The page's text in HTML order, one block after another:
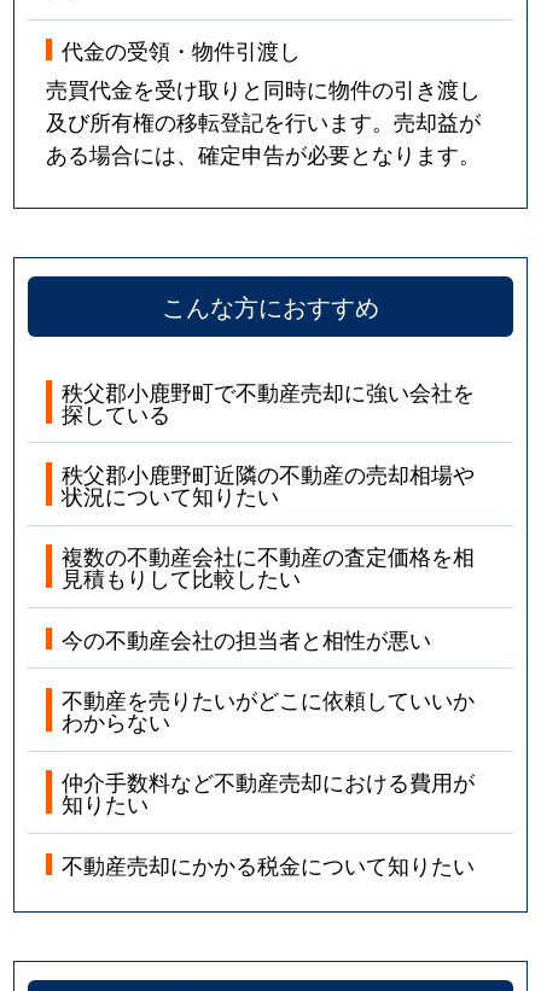
代金の受領・物件引渡し
売買代金を受け取りと同時に物件の引き渡し
及び所有権の移転登記を行います。売却益が
ある場合には、確定申告が必要となります。
こんな方におすすめ
秩父郡小鹿野町で不動産売却に強い会社を
探している
秩父郡小鹿野町近隣の不動産の売却相場や
状況について知りたい
複数の不動産会社に不動産の査定価格を相
見積もりして比較したい
今の不動産会社の担当者と相性が悪い
不動産を売りたいがどこに依頼していいか
わからない
仲介手数料など不動産売却における費用が
知りたい
不動産売却にかかる税金について知りたい